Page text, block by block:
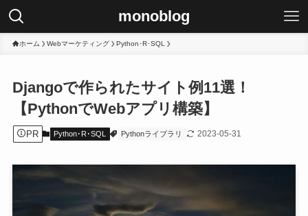
monoblog
ホーム Webマーケティング Python･R･SQL
Djangoで作られたサイト例11選！
【PythonでWebアプリ構築】
PR Python･R･SQL Pythonライブラリ 2023-05-31